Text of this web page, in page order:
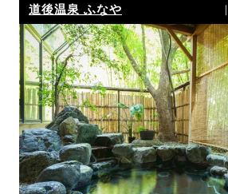
道後温泉 ふなや